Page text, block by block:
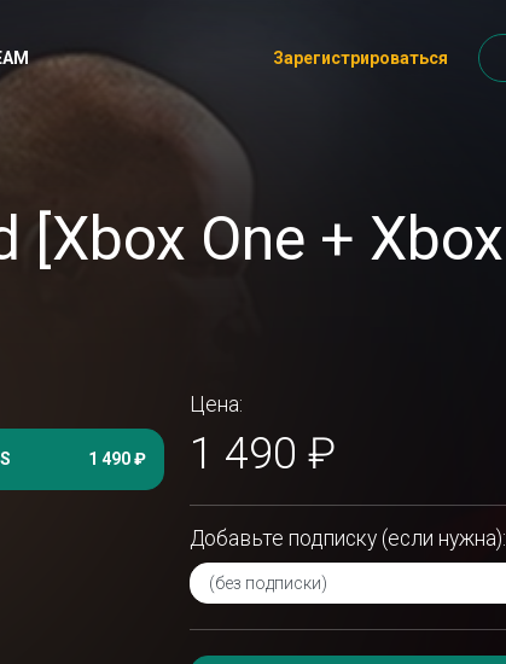
Зарегистрироваться
[Xbox One + Xbox
1 490 ₽
Цена:
1 490 ₽
Добавьте подписку (если нужна):